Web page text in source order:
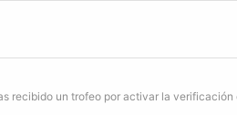
recibido un trofeo por activar la verificación